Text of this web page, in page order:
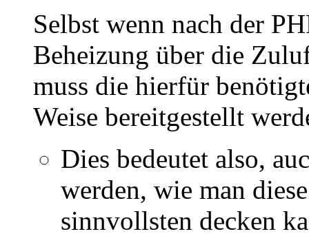
Selbst wenn nach der
Beheizung über die
muss die hierfür
Weise bereitgestellt
Dies bedeutet also,
werden, wie man
sinnvollsten decken